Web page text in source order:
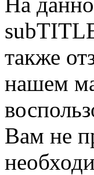
также
нашем
Вам не